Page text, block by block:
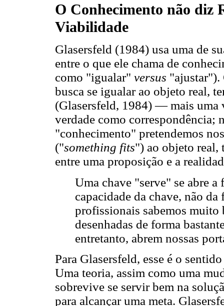
O Conhecimento não diz
Viabilidade
Glasersfeld (1984) usa uma de
entre o que ele chama de
como "igualar" versus "ajustar").
busca se igualar ao objeto real,
(Glasersfeld, 1984) — mais uma
verdade como correspondência;
"conhecimento" pretendemos
("something fits") ao objeto real,
entre uma proposição e a
Uma chave "serve" se abre a
capacidade da chave, não da
profissionais sabemos muito
desenhadas de forma
entretanto, abrem nossas
Para Glasersfeld, esse é o
Uma teoria, assim como uma
sobrevive se servir bem na
para alcançar uma meta.